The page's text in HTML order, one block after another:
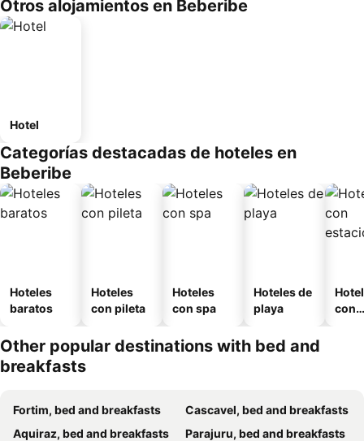
Otros alojamientos en Beberibe
Hotel
Categorías destacadas de hoteles en
Beberibe
Hoteles
baratos
Hoteles
con pileta
Hoteles
con spa
Hoteles de
playa
con
Other popular destinations with bed and
breakfasts
Fortim, bed and breakfasts
Cascavel, bed and breakfasts
Aquiraz, bed and breakfasts
Parajuru, bed and breakfasts